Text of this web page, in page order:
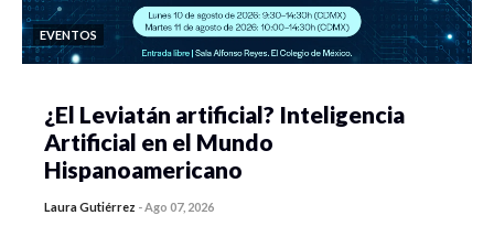
EVENTOS
¿El Leviatán artificial? Inteligencia
Artificial en el Mundo
Hispanoamericano
Laura Gutiérrez -Ago 07, 2026